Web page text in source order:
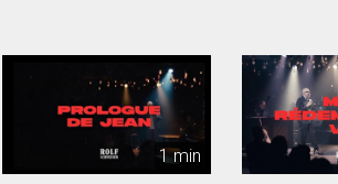
1 min